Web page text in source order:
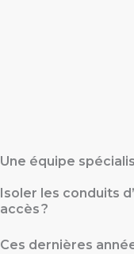
Une équipe
Isoler les conduits
accès ?
Ces dernières